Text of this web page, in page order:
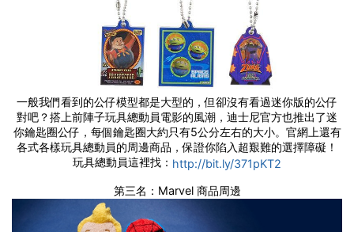
一般我們看到的公仔模型都是大型的，但卻沒有看過迷你版的公仔
對吧？搭上前陣子玩具總動員電影的風潮，迪士尼官方也推出了迷
你鑰匙圈公仔，每個鑰匙圈大約只有5公分左右的大小。官網上還有
各式各樣玩具總動員的周邊商品，保證你陷入超艱難的選擇障礙！
玩具總動員這裡找： http://bit.ly/371pKT2
第三名：Marvel 商品周邊